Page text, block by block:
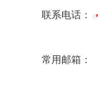
联系电话：
常用邮箱：